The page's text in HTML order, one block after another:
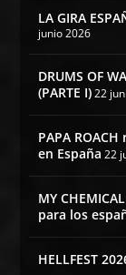
LA GIRA
junio 2026
DRUMS OF
(PARTE I) 22
PAPA
en España 22
MY
para los
HELLFEST